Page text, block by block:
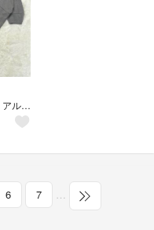
【c664】armonia アルモニア ワンピース スウェットワンピ 半袖
6 7 …